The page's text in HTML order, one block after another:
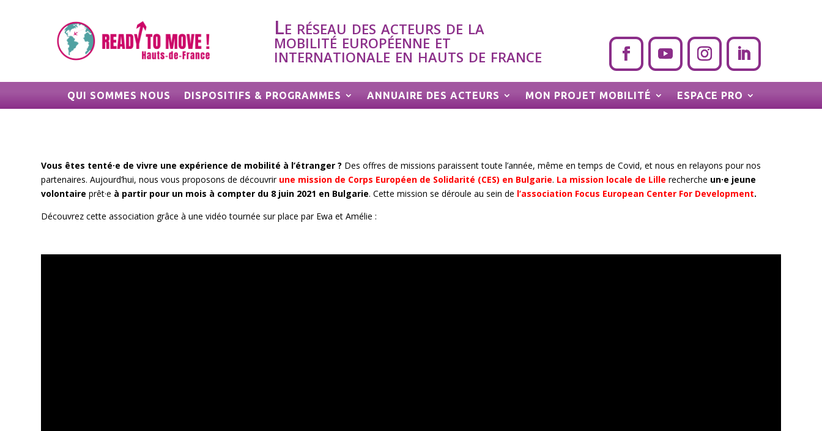
Le réseau des acteurs de la
mobilité européenne et
internationale en hauts de france
QUI SOMMES NOUS DISPOSITIFS & PROGRAMMES ANNUAIRE DES ACTEURS MON PROJET MOBILITÉ ESPACE PRO
Vous êtes tenté·e de vivre une expérience de mobilité à l’étranger ? Des offres de missions paraissent toute l’année, même en temps de Covid, et nous en relayons pour nos
partenaires. Aujourd’hui, nous vous proposons de découvrir une mission de Corps Européen de Solidarité (CES) en Bulgarie. La mission locale de Lille recherche un·e jeune
volontaireprêt·e à partir pour un mois à compter du 8 juin 2021 en Bulgarie. Cette mission se déroule au sein de l’association Focus European Center For Development.
Découvrez cette association grâce à une vidéo tournée sur place par Ewa et Amélie :